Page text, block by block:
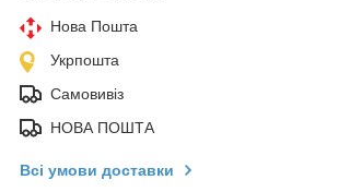
Нова Пошта
Укрпошта
Самовивіз
НОВА ПОШТА
Всі умови доставки